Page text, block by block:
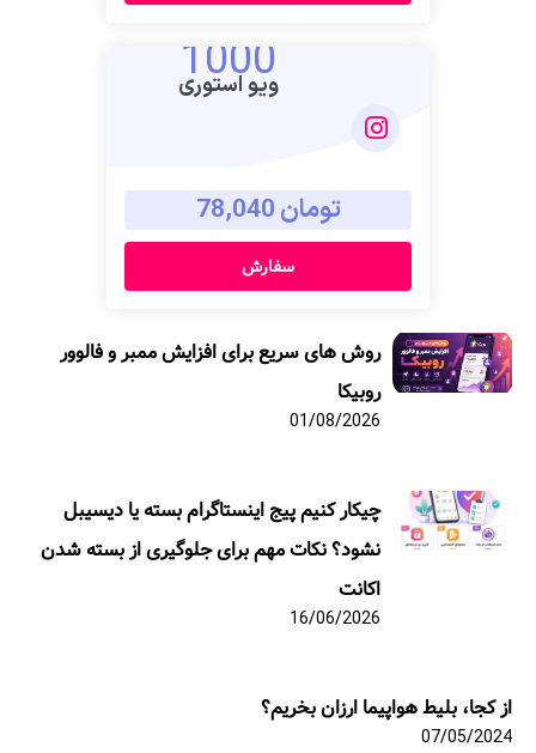
1000
ویو استوری
تومان 78,040
سفارش
روش های سریع برای افزایش ممبر و فالوور
روبیکا
01/08/2026
چیکار کنیم پیج اینستاگرام بسته یا دیسیبل
نشود؟ نکات مهم برای جلوگیری از بسته شدن
اکانت
16/06/2026
از کجا، بلیط هواپیما ارزان بخریم؟
07/05/2024